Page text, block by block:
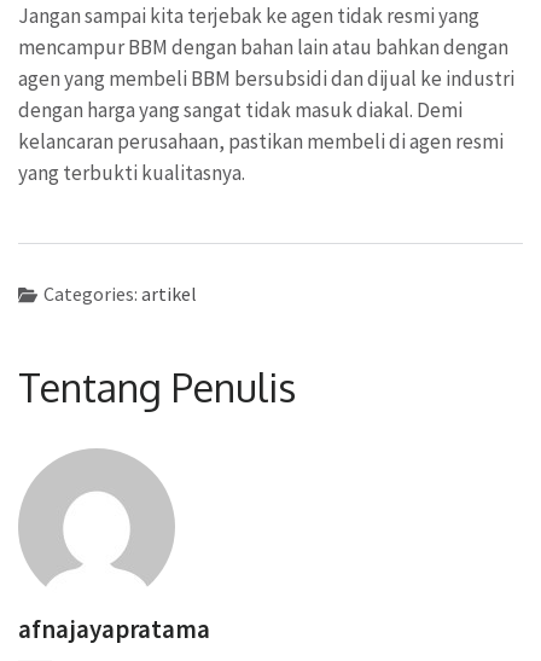
Jangan sampai kita terjebak ke agen tidak resmi yang
mencampur BBM dengan bahan lain atau bahkan dengan
agen yang membeli BBM bersubsidi dan dijual ke industri
dengan harga yang sangat tidak masuk diakal. Demi
kelancaran perusahaan, pastikan membeli di agen resmi
yang terbukti kualitasnya.
Categories: artikel
Tentang Penulis
afnajayapratama